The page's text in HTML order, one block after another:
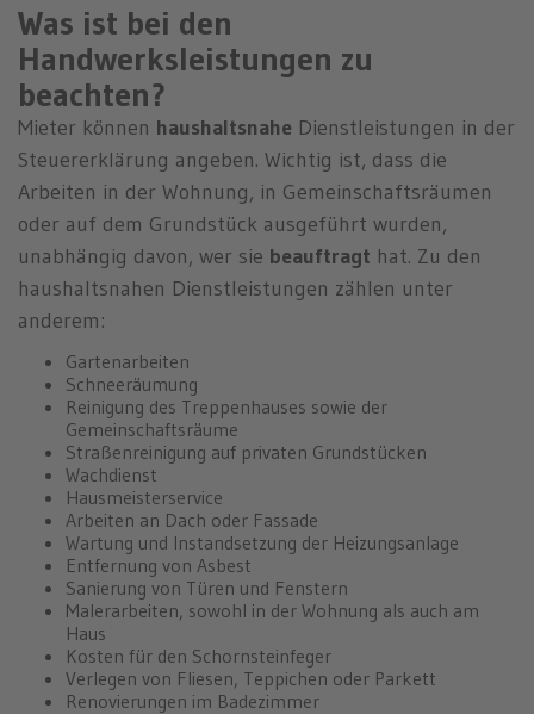
Was ist bei den
Handwerksleistungen zu
beachten?
Mieter können haushaltsnahe Dienstleistungen in der
Steuererklärung angeben. Wichtig ist, dass die
Arbeiten in der Wohnung, in Gemeinschaftsräumen
oder auf dem Grundstück ausgeführt wurden,
unabhängig davon, wer sie beauftragt hat. Zu den
haushaltsnahen Dienstleistungen zählen unter
anderem:
Gartenarbeiten
Schneeräumung
Reinigung des Treppenhauses sowie der
Gemeinschaftsräume
Straßenreinigung auf privaten Grundstücken
Wachdienst
Hausmeisterservice
Arbeiten an Dach oder Fassade
Wartung und Instandsetzung der Heizungsanlage
Entfernung von Asbest
Sanierung von Türen und Fenstern
Malerarbeiten, sowohl in der Wohnung als auch am
Haus
Kosten für den Schornsteinfeger
Verlegen von Fliesen, Teppichen oder Parkett
Renovierungen im Badezimmer